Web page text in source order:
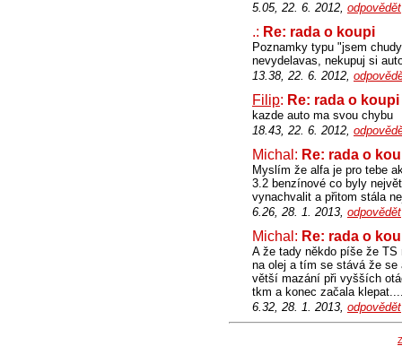
5.05, 22. 6. 2012, odpovědět
.: Re: rada o koupi
Poznamky typu "jsem
nevydelavas, nekupuj si
13.38, 22. 6. 2012,
Filip: Re: rada o koupi
kazde auto ma svou chybu
18.43, 22. 6. 2012,
Michal: Re: rada o
Myslím že alfa je pro tebe
3.2 benzínové co byly
vynachvalit a přitom stála
6.26, 28. 1. 2013, odpovědět
Michal: Re: rada o
A že tady někdo píše že
na olej a tím se stává že se
větší mazání při vyšších
tkm a konec začala
6.32, 28. 1. 2013, odpovědět